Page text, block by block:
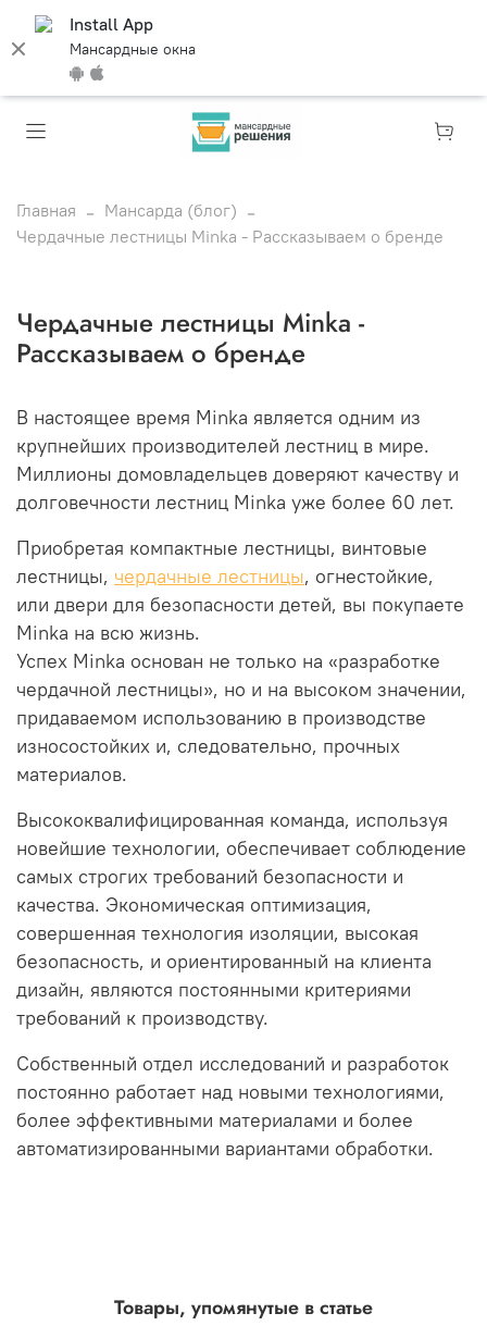
Install App
Мансардные окна
Главная
Мансарда (блог)
Чердачные лестницы Minka - Рассказываем о бренде
Чердачные лестницы Minka -
Рассказываем о бренде
В настоящее время Minka является одним из
крупнейших производителей лестниц в мире.
Миллионы домовладельцев доверяют качеству и
долговечности лестниц Minka уже более 60 лет.
Приобретая компактные лестницы, винтовые
лестницы, чердачные лестницы, огнестойкие,
или двери для безопасности детей, вы покупаете
Minka на всю жизнь.
Успех Minka основан не только на «разработке
чердачной лестницы», но и на высоком значении,
придаваемом использованию в производстве
износостойких и, следовательно, прочных
материалов.
Высококвалифицированная команда, используя
новейшие технологии, обеспечивает соблюдение
самых строгих требований безопасности и
качества. Экономическая оптимизация,
совершенная технология изоляции, высокая
безопасность, и ориентированный на клиента
дизайн, являются постоянными критериями
требований к производству.
Собственный отдел исследований и разработок
постоянно работает над новыми технологиями,
более эффективными материалами и более
автоматизированными вариантами обработки.
Товары, упомянутые в статье